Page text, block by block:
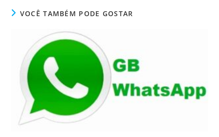
VOCÊ TAMBÉM PODE GOSTAR